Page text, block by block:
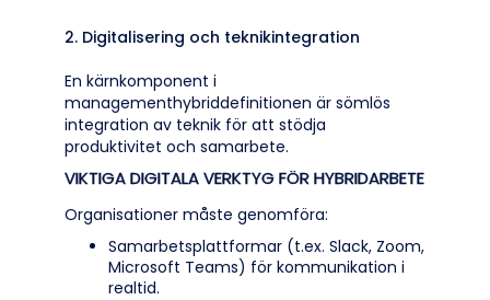
2. Digitalisering och teknikintegration
En kärnkomponent i
managementhybriddefinitionen är sömlös
integration av teknik för att stödja
produktivitet och samarbete.
VIKTIGA DIGITALA VERKTYG FÖR HYBRIDARBETE
Organisationer måste genomföra:
Samarbetsplattformar (t.ex. Slack, Zoom,
Microsoft Teams) för kommunikation i
realtid.